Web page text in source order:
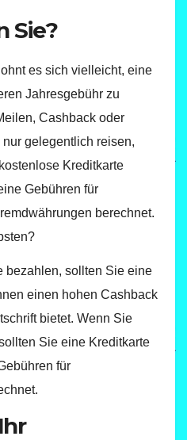
Sie?
es sich vielleicht, eine
Jahresgebühr zu
Cashback oder
gelegentlich reisen,
Kreditkarte
Gebühren für
berechnet.
bezahlen, sollten Sie eine
einen hohen Cashback
bietet. Wenn Sie
Sie eine Kreditkarte
für